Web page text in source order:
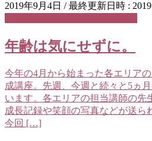
2019年9月4日 / 最終更新日時 :
年齢は気にせずに。
今年の4月から始まった各エリア
成講座。先週、今週と続々と5ヵ
います。各エリアの担当講師の先
成長記録や笑顔の写真などが送ら
今回 […]